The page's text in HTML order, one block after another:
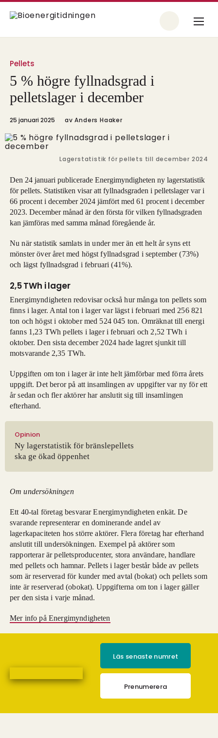
Pellets
5 % högre fyllnadsgrad i
pelletslager i december
25 januari 2025 av Anders Haaker
Lagerstatistik för pellets till december 2024
Den 24 januari publicerade Energimyndigheten ny lagerstatistik
för pellets. Statistiken visar att fyllnadsgraden i pelletslager var i
66 procent i december 2024 jämfört med 61 procent i december
2023. December månad är den första för vilken fyllnadsgraden
kan jämföras med samma månad föregående år.
Nu när statistik samlats in under mer än ett helt år syns ett
mönster över året med högst fyllnadsgrad i september (73%)
och lägst fyllnadsgrad i februari (41%).
2,5 TWh i lager
Energimyndigheten redovisar också hur många ton pellets som
finns i lager. Antal ton i lager var lägst i februari med 256 821
ton och högst i oktober med 524 045 ton. Omräknat till energi
fanns 1,23 TWh pellets i lager i februari och 2,52 TWh i
oktober. Den sista december 2024 hade lagret sjunkit till
motsvarande 2,35 TWh.
Uppgiften om ton i lager är inte helt jämförbar med förra årets
uppgift. Det beror på att insamlingen av uppgifter var ny för ett
år sedan och fler aktörer har anslutit sig till insamlingen
efterhand.
Opinion
Ny lagerstatistik för bränslepellets
ska ge ökad öppenhet
Om undersökningen
Ett 40-tal företag besvarar Energimyndigheten enkät. De
svarande representerar en dominerande andel av
lagerkapaciteten hos större aktörer. Flera företag har efterhand
anslutit till undersökningen. Exempel på aktörer som
rapporterar är pelletsproducenter, stora användare, handlare
med pellets och hamnar. Pellets i lager består både av pellets
som är reserverad för kunder med avtal (bokat) och pellets som
inte är reserverad (obokat). Uppgifterna om ton i lager gäller
per den sista i varje månad.
Mer info på Energimyndigheten
Läs senaste numret
Prenumerera